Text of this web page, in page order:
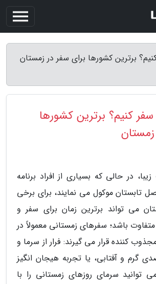
برترین کشورها برای سفر در زمستان
کنیم؟ برترین کشورها
در حالی که بسیاری از افراد برنامه
تابستان موکول می نمایند، برای برخی
می تواند برترین زمان برای سفر و
باشد؛ سفرهای زمستانی معمولاً در
کننده قرار می گیرند: فرار از سرما و
گرم و آفتابی، یا تجربه هیجان انگیز
توانید سرمای روزهای زمستانی را با